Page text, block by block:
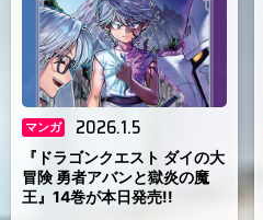
マンガ 2026.1.5
『ドラゴンクエスト ダイの大
冒険 勇者アバンと獄炎の魔
王』14巻が本日発売!!